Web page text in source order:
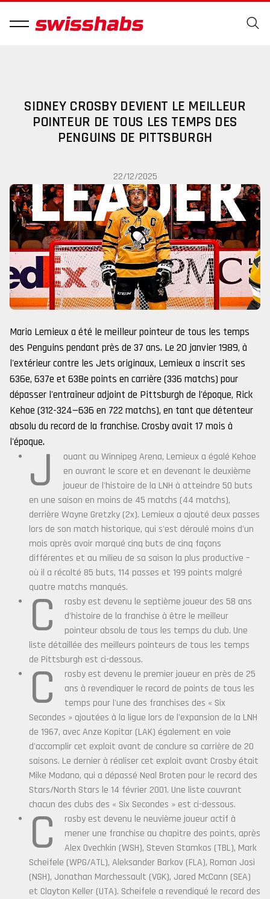
SIDNEY CROSBY DEVIENT LE MEILLEUR
POINTEUR DE TOUS LES TEMPS DES
PENGUINS DE PITTSBURGH
22/12/2025
Mario Lemieux a été le meilleur pointeur de tous les temps
des Penguins pendant près de 37 ans. Le 20 janvier 1989, à
l'extérieur contre les Jets originaux, Lemieux a inscrit ses
636e, 637e et 638e points en carrière (336 matchs) pour
dépasser l'entraîneur adjoint de Pittsburgh de l'époque, Rick
Kehoe (312-324—636 en 722 matchs), en tant que détenteur
absolu du record de la franchise. Crosby avait 17 mois à
l'époque.
J
ouant au Winnipeg Arena, Lemieux a égalé Kehoe
en ouvrant le score et en devenant le deuxième
joueur de l'histoire de la LNH à atteindre 50 buts
en une saison en moins de 45 matchs (44 matchs),
derrière Wayne Gretzky (2x). Lemieux a ajouté deux passes
lors de son match historique, qui s'est déroulé moins d'un
mois après avoir marqué cinq buts de cinq façons
différentes et au milieu de sa saison la plus productive –
où il a récolté 85 buts, 114 passes et 199 points malgré
quatre matchs manqués.
C
rosby est devenu le septième joueur des 58 ans
d'histoire de la franchise à être le meilleur
pointeur absolu de tous les temps du club. Une
liste détaillée des meilleurs pointeurs de tous les temps
de Pittsburgh est ci-dessous.
C
rosby est devenu le premier joueur en près de 25
ans à revendiquer le record de points de tous les
temps pour l'une des franchises des « Six
Secondes » ajoutées à la ligue lors de l'expansion de la LNH
de 1967, avec Anze Kopitar (LAK) également en voie
d'accomplir cet exploit avant de conclure sa carrière de 20
saisons. Le dernier à réaliser cet exploit avant Crosby était
Mike Modano, qui a dépassé Neal Broten pour le record des
Stars/North Stars le 14 février 2001. Une liste couvrant
chacun des clubs des « Six Secondes » est ci-dessous.
C
rosby est devenu le neuvième joueur actif à
mener une franchise au chapitre des points, après
Alex Ovechkin (WSH), Steven Stamkos (TBL), Mark
Scheifele (WPG/ATL), Aleksander Barkov (FLA), Roman Josi
(NSH), Jonathan Marchessault (VGK), Jared McCann (SEA)
et Clayton Keller (UTA). Scheifele a revendiqué le record des